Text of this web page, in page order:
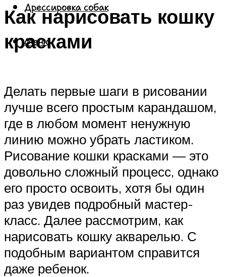
Дрессировка собак
Меню
Как нарисовать кошку
красками
Делать первые шаги в рисовании
лучше всего простым карандашом,
где в любом момент ненужную
линию можно убрать ластиком.
Рисование кошки красками — это
довольно сложный процесс, однако
его просто освоить, хотя бы один
раз увидев подробный мастер-
класс. Далее рассмотрим, как
нарисовать кошку акварелью. С
подобным вариантом справится
даже ребенок.